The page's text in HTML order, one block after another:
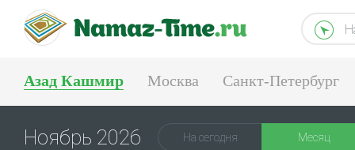
Азад Кашмир Москва Санкт-Петербург
Ноябрь 2026 На сегодня Месяц